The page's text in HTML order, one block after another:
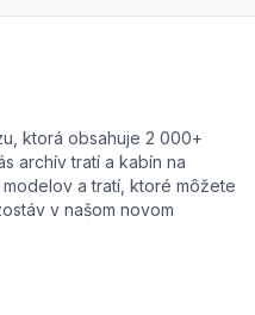
ktorá obsahuje 2 000+
archív tratí a kabín na
a tratí, ktoré môžete
v našom novom